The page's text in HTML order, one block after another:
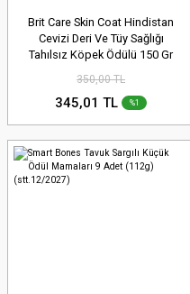
Brit Care Skin Coat Hindistan
Cevizi Deri Ve Tüy Sağlığı
Tahılsız Köpek Ödülü 150 Gr
350,00 TL
345,01 TL %1